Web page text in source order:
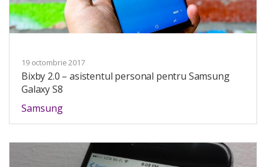
19 octombrie 2017
Bixby 2.0 – asistentul personal pentru Samsung
Galaxy S8
Samsung